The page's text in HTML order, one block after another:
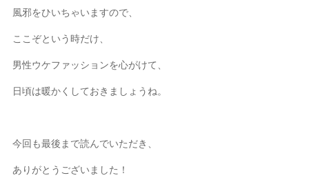
風邪をひいちゃいますので、
ここぞという時だけ、
男性ウケファッションを心がけて、
日頃は暖かくしておきましょうね。
今回も最後まで読んでいただき、
ありがとうございました！